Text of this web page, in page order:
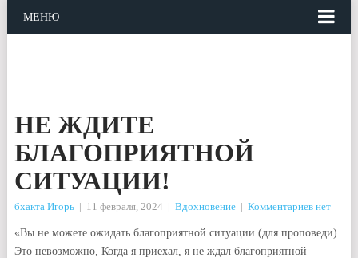
МЕНЮ
НЕ ЖДИТЕ
БЛАГОПРИЯТНОЙ
СИТУАЦИИ!
бхакта Игорь | 11 февраля, 2024 | Вдохновение | Комментариев нет
«Вы не можете ожидать благоприятной ситуации (для проповеди).
Это невозможно, Когда я приехал, я не ждал благоприятной